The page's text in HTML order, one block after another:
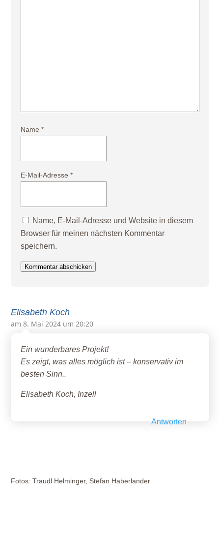
Elisabeth Koch
am 8. Mai 2024 um 20:20
Ein wunderbares Projekt!
Es zeigt, was alles möglich ist – konservativ im
besten Sinn..
Elisabeth Koch, Inzell
Antworten
Name*
E-Mail-Adresse*
Name, E-Mail-Adresse und Website in diesem
Browser für meinen nächsten Kommentar
speichern.
Kommentar abschicken
Fotos: Traudl Helminger, Stefan Haberlander